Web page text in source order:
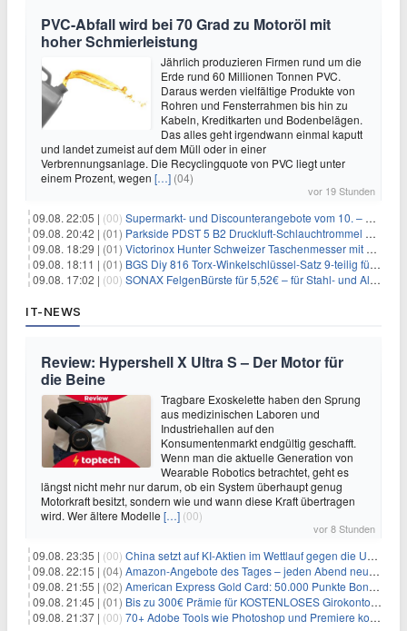
PVC-Abfall wird bei 70 Grad zu Motoröl mit
hoher Schmierleistung
Jährlich produzieren Firmen rund um die
Erde rund 60 Millionen Tonnen PVC.
Daraus werden vielfältige Produkte von
Rohren und Fensterrahmen bis hin zu
Kabeln, Kreditkarten und Bodenbelägen.
Das alles geht irgendwann einmal kaputt
und landet zumeist auf dem Müll oder in einer
Verbrennungsanlage. Die Recyclingquote von PVC liegt unter
einem Prozent, wegen […] (04)
vor 19 Stunden
09.08. 22:05 | (00) Supermarkt- und Discounterangebote vom 10. – 15.08.2026
09.08. 20:42 | (01) Parkside PDST 5 B2 Druckluft-Schlauchtrommel mit 10 m Schlauch für 25,94€
09.08. 18:29 | (01) Victorinox Hunter Schweizer Taschenmesser mit 12 Funktionen für 43,99€
09.08. 18:11 | (01) BGS Diy 816 Torx-Winkelschlüssel-Satz 9-teilig für 6,45€
09.08. 17:02 | (00) SONAX FelgenBürste für 5,52€ – für Stahl- und Alufelgen
IT-NEWS
Review: Hypershell X Ultra S – Der Motor für
die Beine
Tragbare Exoskelette haben den Sprung
aus medizinischen Laboren und
Industriehallen auf den
Konsumentenmarkt endgültig geschafft.
Wenn man die aktuelle Generation von
Wearable Robotics betrachtet, geht es
längst nicht mehr nur darum, ob ein System überhaupt genug
Motorkraft besitzt, sondern wie und wann diese Kraft übertragen
wird. Wer ältere Modelle […] (00)
vor 8 Stunden
09.08. 23:35 | (00) China setzt auf KI-Aktien im Wettlauf gegen die USA um Chip- und Technologiedominanz
09.08. 22:15 | (04) Amazon-Angebote des Tages – jeden Abend neue Deals zum Stöbern
09.08. 21:55 | (02) American Express Gold Card: 50.000 Punkte Bonus + Metall-Kreditkarte
09.08. 21:45 | (01) Bis zu 300€ Prämie für KOSTENLOSES Girokonto bei der Santander – 50€ schon nach 1 Woche!
09.08. 21:37 | (00) 70+ Adobe Tools wie Photoshop und Premiere kostenlos in ChatGPT